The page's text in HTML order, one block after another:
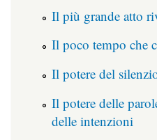
Il più grande atto
Il poco tempo che
Il potere del
Il potere delle
delle intenzioni